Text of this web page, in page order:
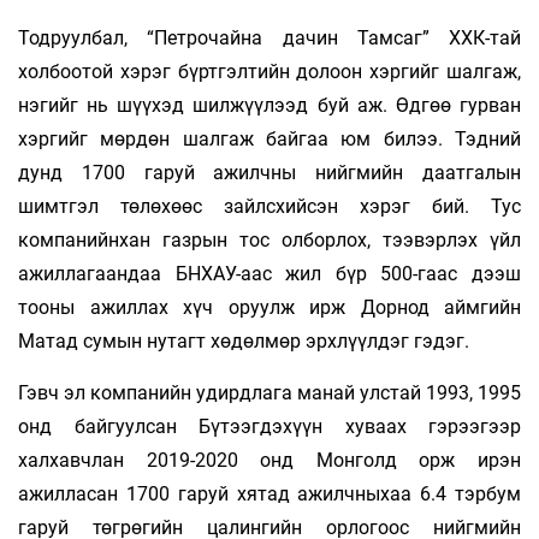
Тодруулбал, “Петрочайна дачин Тамсаг” ХХК-тай
холбоотой хэрэг бүртгэлтийн долоон хэргийг шалгаж,
нэгийг нь шүүхэд шилжүүлээд буй аж. Өдгөө гурван
хэргийг мөрдөн шалгаж байгаа юм билээ. Тэдний
дунд 1700 гаруй ажилчны нийгмийн даатгалын
шимтгэл төлөхөөс зайлсхийсэн хэрэг бий. Тус
компанийнхан газрын тос олборлох, тээвэрлэх үйл
ажиллагаандаа БНХАУ-аас жил бүр 500-гаас дээш
тооны ажиллах хүч оруулж ирж Дорнод аймгийн
Матад сумын нутагт хөдөлмөр эрхлүүлдэг гэдэг.
Гэвч эл компанийн удирдлага манай улстай 1993, 1995
онд байгуулсан Бүтээгдэхүүн хуваах гэрээгээр
халхавчлан 2019-2020 онд Монголд орж ирэн
ажилласан 1700 гаруй хятад ажилчныхаа 6.4 тэрбум
гаруй төгрөгийн цалингийн орлогоос нийгмийн